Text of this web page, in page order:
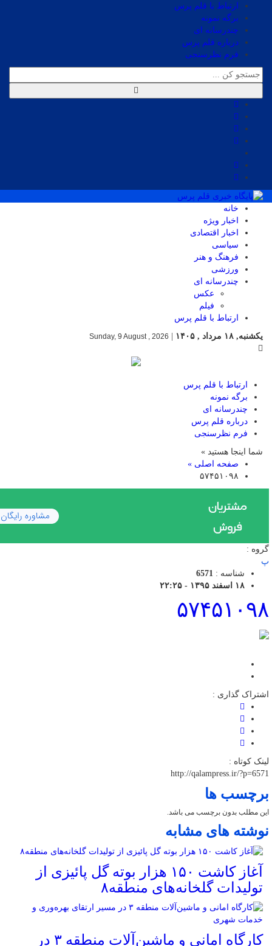
ارتباط با قلم پرس
برگه نمونه
چندرسانه ای
درباره قلم پرس
فرم نظرسنجی
خانه
اخبار ویژه
اخبار اقتصادی
سیاسی
فرهنگ و هنر
ورزشی
چندرسانه ای
عکس
فیلم
ارتباط با قلم پرس
یکشنبه, ۱۸ مرداد , ۱۴۰۵
Sunday, 9 August , 2026
ارتباط با قلم پرس
برگه نمونه
چندرسانه ای
درباره قلم پرس
فرم نظرسنجی
شما اینجا هستید »
صفحه اصلی »
۵۷۴۵۱۰۹۸
گروه :
پ
شناسه : 6571
۱۸ اسفند ۱۳۹۵ - ۲۲:۲۵
۵۷۴۵۱۰۹۸
اشتراک گذاری :
لینک کوتاه :
http://qalampress.ir/?p=6571
برچسب ها
این مطلب بدون برچسب می باشد.
نوشته های مشابه
آغاز کاشت ۱۵۰ هزار بوته گل پائیزی از
تولیدات گلخانه‌های منطقه۸
کارگاه امانی و ماشین‌آلات منطقه ۳ در